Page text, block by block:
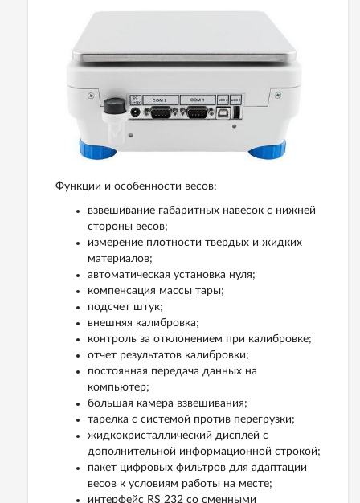
Функции и особенности весов:
взвешивание габаритных навесок с нижней
стороны весов;
измерение плотности твердых и жидких
материалов;
автоматическая установка нуля;
компенсация массы тары;
подсчет штук;
внешняя калибровка;
контроль за отклонением при калибровке;
отчет результатов калибровки;
постоянная передача данных на
компьютер;
большая камера взвешивания;
тарелка с системой против перегрузки;
жидкокристаллический дисплей с
дополнительной информационной строкой;
пакет цифровых фильтров для адаптации
весов к условиям работы на месте;
интерфейс RS 232 со сменными